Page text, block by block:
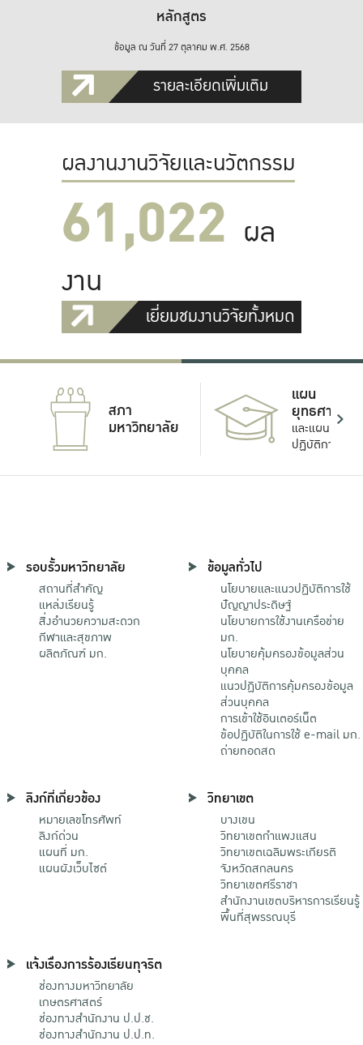
หลักสูตร
ข้อมูล ณ วันที่ 27 ตุลาคม พ.ศ. 2568
รายละเอียดเพิ่มเติม
ผลงานงานวิจัยและนวัตกรรม
61,022 ผล
งาน
เยี่ยมชมงานวิจัยทั้งหมด
สภา
มหาวิทยาลัย
แผน
ยุทธศาสตร์
และแผน
ปฏิบัติการ
รอบรั้วมหาวิทยาลัย
สถานที่สำคัญ
แหล่งเรียนรู้
สิ่งอำนวยความสะดวก
กีฬาและสุขภาพ
ผลิตภัณฑ์ มก.
ข้อมูลทั่วไป
นโยบายและแนวปฏิบัติการใช้
ปัญญาประดิษฐ์
นโยบายการใช้งานเครือข่าย
มก.
นโยบายคุ้มครองข้อมูลส่วน
บุคคล
แนวปฏิบัติการคุ้มครองข้อมูล
ส่วนบุคคล
การเข้าใช้อินเตอร์เน็ต
ข้อปฏิบัติในการใช้ e-mail มก.
ถ่ายทอดสด
ลิงก์ที่เกี่ยวข้อง
หมายเลขโทรศัพท์
ลิงก์ด่วน
แผนที่ มก.
แผนผังเว็บไซต์
วิทยาเขต
บางเขน
วิทยาเขตกําแพงแสน
วิทยาเขตเฉลิมพระเกียรติ
จังหวัดสกลนคร
วิทยาเขตศรีราชา
สำนักงานเขตบริหารการเรียนรู้
พื้นที่สุพรรณบุรี
แจ้งเรื่องการร้องเรียนทุจริต
ช่องทางมหาวิทยาลัย
เกษตรศาสตร์
ช่องทางสำนักงาน ป.ป.ช.
ช่องทางสำนักงาน ป.ป.ท.